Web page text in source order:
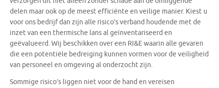
delen maar ook op de meest efficiënte en veilige manier. Kiest u
voor ons bedrijf dan zijn alle risico’s verband houdende met de
inzet van een thermische lans al geïnventariseerd en
geëvalueerd. Wij beschikken over een RI&E waarin alle gevaren
die een potentiële bedreiging kunnen vormen voor de veiligheid
van personeel en omgeving al onderzocht zijn.
Sommige risico’s liggen niet voor de hand en vereisen